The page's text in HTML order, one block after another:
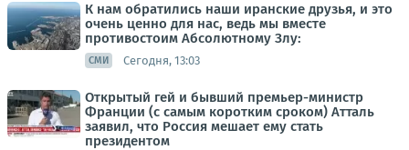
К нам обратились наши иранские друзья, и это
очень ценно для нас, ведь мы вместе
противостоим Абсолютному Злу:
СМИ Сегодня, 13:03
Открытый гей и бывший премьер-министр
Франции (с самым коротким сроком) Атталь
заявил, что Россия мешает ему стать
президентом